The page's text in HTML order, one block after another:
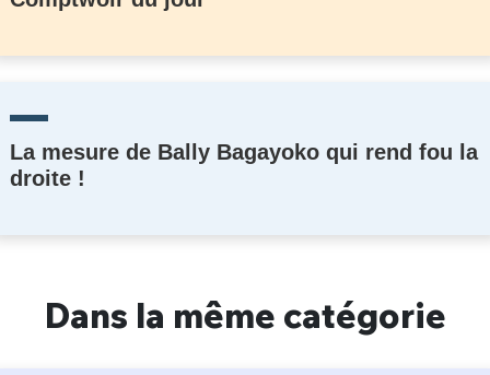
La mesure de Bally Bagayoko qui rend fou la
droite !
Dans la même catégorie